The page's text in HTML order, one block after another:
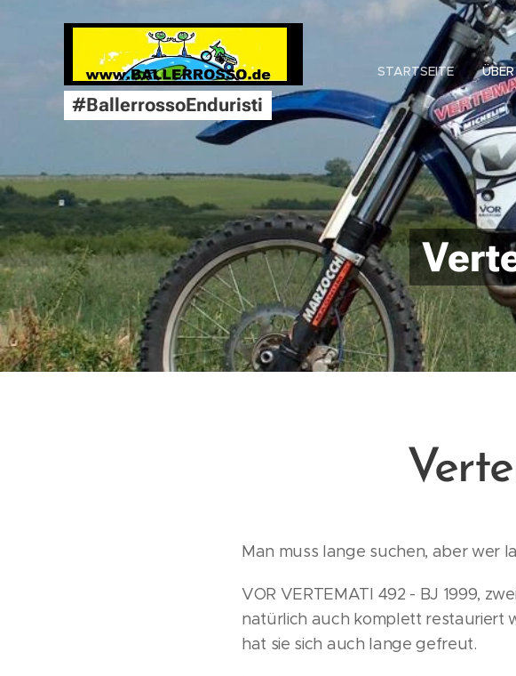
#BallerrossoEnduristi
STARTSEITE
Man muss lange suchen, aber wer
VOR VERTEMATI 492 - BJ 1999,
natürlich auch komplett restauriert
hat sie sich auch lange gefreut.